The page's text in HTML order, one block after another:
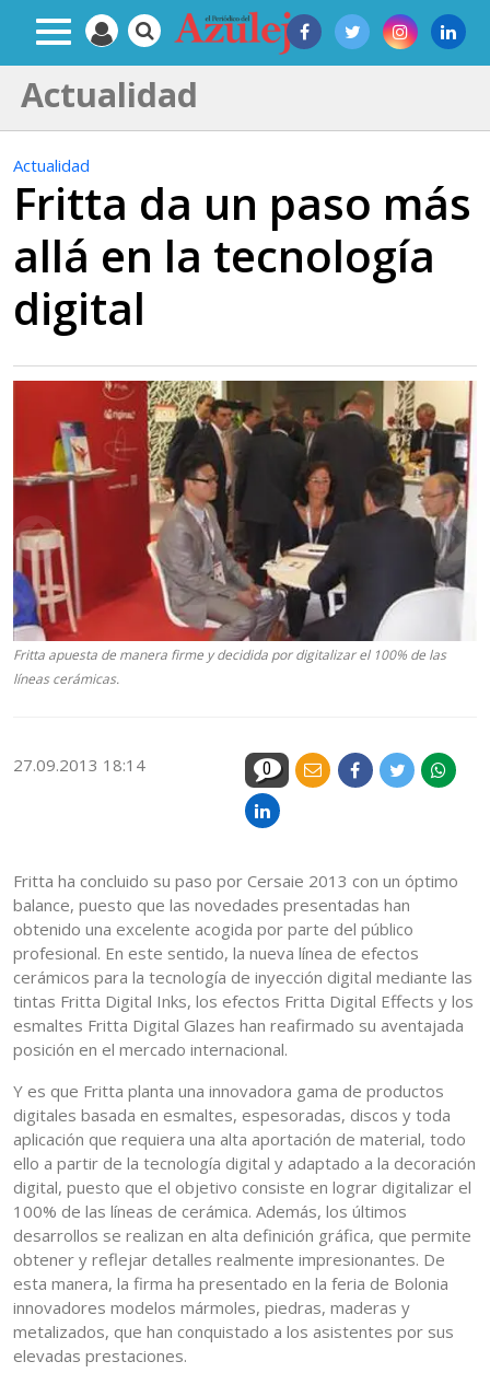
Actualidad
Actualidad
Fritta da un paso más
allá en la tecnología
digital
Fritta apuesta de manera firme y decidida por digitalizar el 100% de las
líneas cerámicas.
27.09.2013 18:14 0
Fritta ha concluido su paso por Cersaie 2013 con un óptimo
balance, puesto que las novedades presentadas han
obtenido una excelente acogida por parte del público
profesional. En este sentido, la nueva línea de efectos
cerámicos para la tecnología de inyección digital mediante las
tintas Fritta Digital Inks, los efectos Fritta Digital Effects y los
esmaltes Fritta Digital Glazes han reafirmado su aventajada
posición en el mercado internacional.
Y es que Fritta planta una innovadora gama de productos
digitales basada en esmaltes, espesoradas, discos y toda
aplicación que requiera una alta aportación de material, todo
ello a partir de la tecnología digital y adaptado a la decoración
digital, puesto que el objetivo consiste en lograr digitalizar el
100% de las líneas de cerámica. Además, los últimos
desarrollos se realizan en alta definición gráfica, que permite
obtener y reflejar detalles realmente impresionantes. De
esta manera, la firma ha presentado en la feria de Bolonia
innovadores modelos mármoles, piedras, maderas y
metalizados, que han conquistado a los asistentes por sus
elevadas prestaciones.